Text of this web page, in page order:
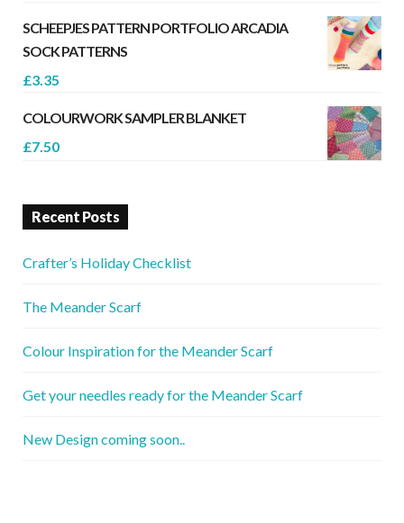
SCHEEPJES PATTERN PORTFOLIO ARCADIA
SOCK PATTERNS
£3.35
COLOURWORK SAMPLER BLANKET
£7.50
Recent Posts
Crafter’s Holiday Checklist
The Meander Scarf
Colour Inspiration for the Meander Scarf
Get your needles ready for the Meander Scarf
New Design coming soon..